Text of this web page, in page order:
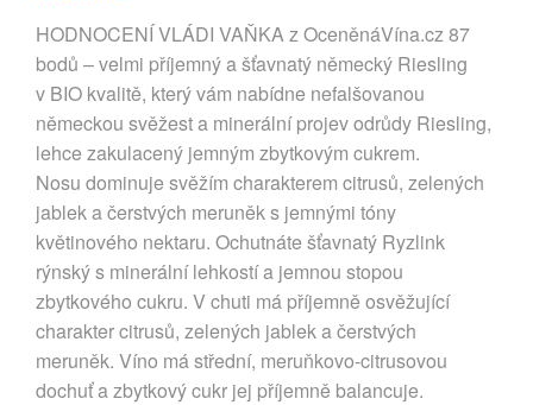
HODNOCENÍ VLÁDI VAŇKA z OceněnáVína.cz 87
bodů – velmi příjemný a šťavnatý německý Riesling
v BIO kvalitě, který vám nabídne nefalšovanou
německou svěžest a minerální projev odrůdy Riesling,
lehce zakulacený jemným zbytkovým cukrem.
Nosu dominuje svěžím charakterem citrusů, zelených
jablek a čerstvých meruněk s jemnými tóny
květinového nektaru. Ochutnáte šťavnatý Ryzlink
rýnský s minerální lehkostí a jemnou stopou
zbytkového cukru. V chuti má příjemně osvěžující
charakter citrusů, zelených jablek a čerstvých
meruněk. Víno má střední, meruňkovo-citrusovou
dochuť a zbytkový cukr jej příjemně balancuje.